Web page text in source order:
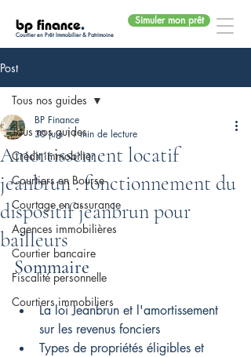
bp finance.
Courtier en Prêt Immobilier & Patrimoine
Simuler mon prêt
Post
Tous nos guides
Crédit immobilier
Courtiers en Bourse
Courtage en assurance
Agences immobilières
Courtier bancaire
Fiscalité personnelle
Courtiers immobiliers
Tous nos guides
Amortissement locatif
jeanbrun : fonctionnement du
dispositif jeanbrun pour
bailleurs
BP Finance
30 juin 11 min de lecture
Sommaire
La loi Jeanbrun et l'amortissement
sur les revenus fonciers
Types de propriétés éligibles et